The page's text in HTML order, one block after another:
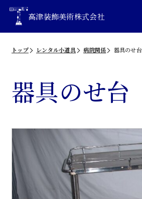
高津装飾美術株式会社
トップ レンタル小道具 病院関係 器具のせ台
器具のせ台